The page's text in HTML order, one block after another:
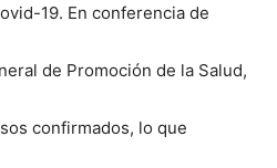
19. En conferencia de
de Promoción de la Salud,
confirmados, lo que